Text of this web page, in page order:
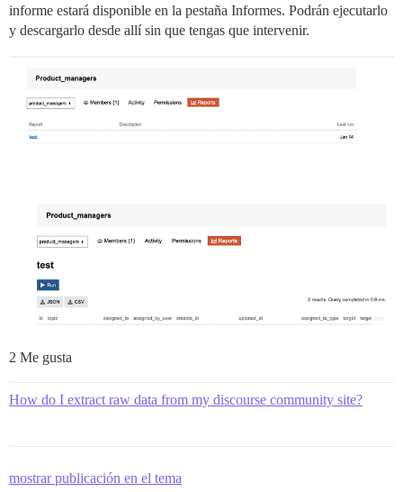
informe estará disponible en la pestaña Informes. Podrán ejecutarlo
y descargarlo desde allí sin que tengas que intervenir.
2 Me gusta
How do I extract raw data from my discourse community site?
mostrar publicación en el tema